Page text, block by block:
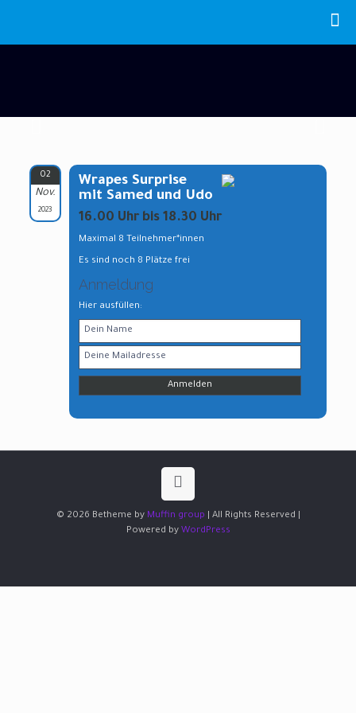
02
Nov.
2023
Wrapes Surprise
mit Samed und Udo
16.00 Uhr bis 18.30 Uhr
Maximal 8 Teilnehmer*innen
Es sind noch 8 Plätze frei
Anmeldung
Hier ausfüllen:
© 2026 Betheme by Muffin group | All Rights Reserved |
Powered by WordPress